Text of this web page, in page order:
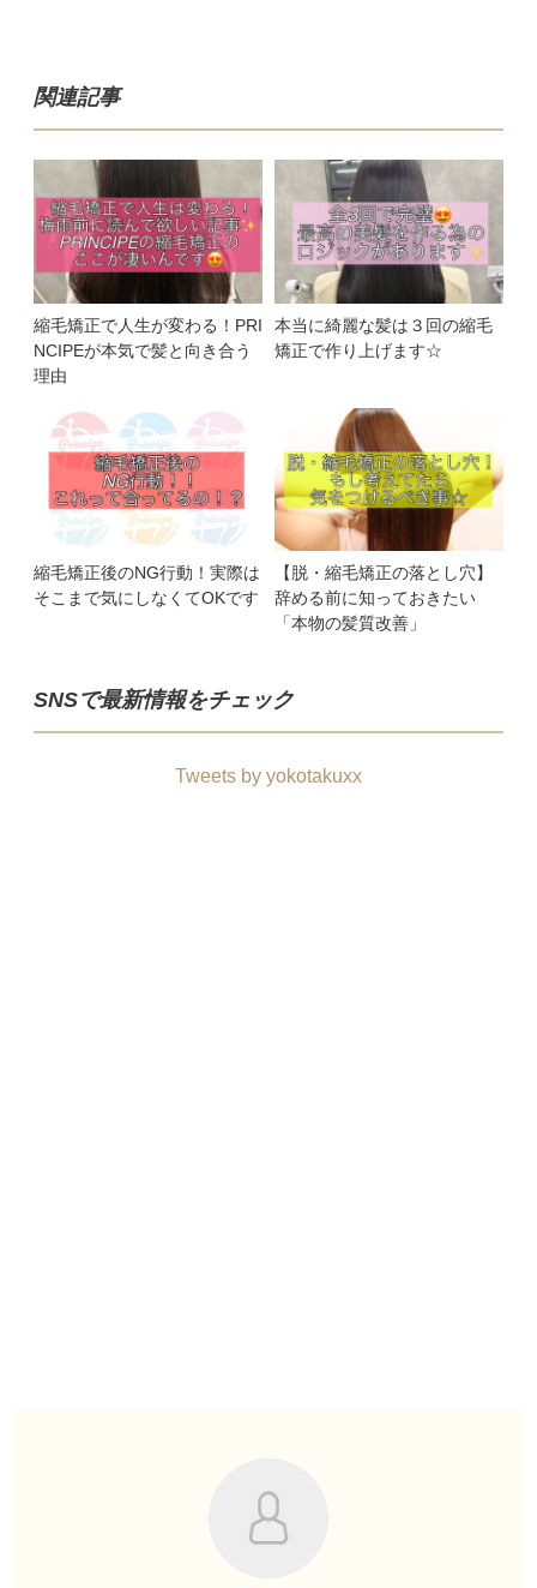
関連記事
縮毛矯正で人生が変わる！PRI
NCIPEが本気で髪と向き合う
理由
本当に綺麗な髪は３回の縮毛
矯正で作り上げます☆
縮毛矯正後のNG行動！実際は
そこまで気にしなくてOKです
【脱・縮毛矯正の落とし穴】
辞める前に知っておきたい
「本物の髪質改善」
SNSで最新情報をチェック
Tweets by yokotakuxx